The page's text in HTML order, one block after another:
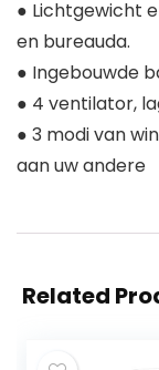
● Lichtgewicht
en bureauda.
● Ingebouwde
● 4 ventilator,
● 3 modi van
aan uw andere
Related